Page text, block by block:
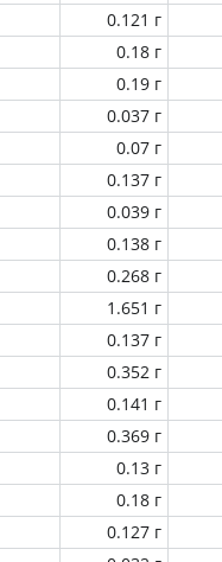
0.121 г
0.18 г
0.19 г
0.037 г
0.07 г
0.137 г
0.039 г
0.138 г
0.268 г
1.651 г
0.137 г
0.352 г
0.141 г
0.369 г
0.13 г
0.18 г
0.127 г